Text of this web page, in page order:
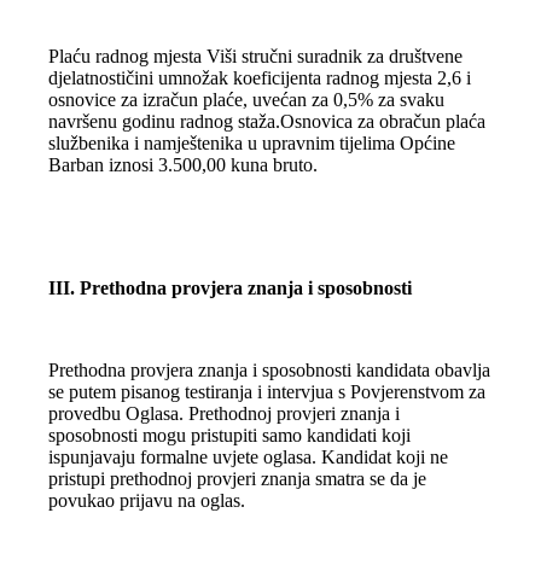
Plaću radnog mjesta Viši stručni suradnik za društvene
djelatnostičini umnožak koeficijenta radnog mjesta 2,6 i
osnovice za izračun plaće, uvećan za 0,5% za svaku
navršenu godinu radnog staža.Osnovica za obračun plaća
službenika i namještenika u upravnim tijelima Općine
Barban iznosi 3.500,00 kuna bruto.
III. Prethodna provjera znanja i sposobnosti
Prethodna provjera znanja i sposobnosti kandidata obavlja
se putem pisanog testiranja i intervjua s Povjerenstvom za
provedbu Oglasa. Prethodnoj provjeri znanja i
sposobnosti mogu pristupiti samo kandidati koji
ispunjavaju formalne uvjete oglasa. Kandidat koji ne
pristupi prethodnoj provjeri znanja smatra se da je
povukao prijavu na oglas.